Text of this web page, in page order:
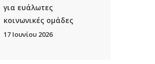
για ευάλωτες
κοινωνικές ομάδες
17 Ιουνίου 2026